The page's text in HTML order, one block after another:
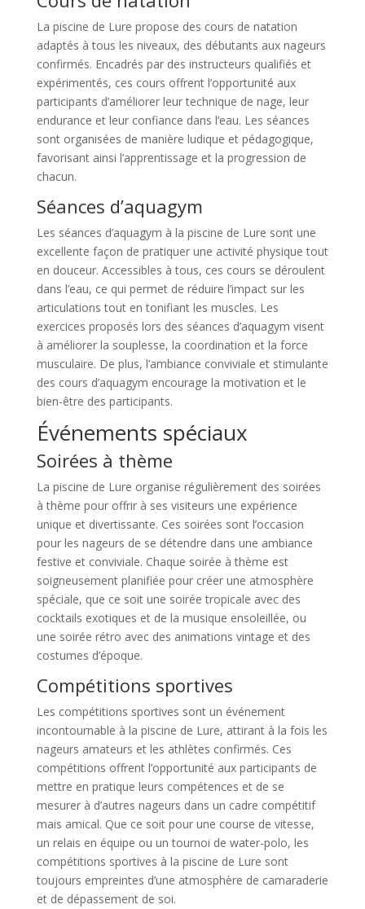
La piscine de Lure propose des cours de natation
adaptés à tous les niveaux, des débutants aux nageurs
confirmés. Encadrés par des instructeurs qualifiés et
expérimentés, ces cours offrent l’opportunité aux
participants d’améliorer leur technique de nage, leur
endurance et leur confiance dans l’eau. Les séances
sont organisées de manière ludique et pédagogique,
favorisant ainsi l’apprentissage et la progression de
chacun.
Séances d’aquagym
Les séances d’aquagym à la piscine de Lure sont une
excellente façon de pratiquer une activité physique tout
en douceur. Accessibles à tous, ces cours se déroulent
dans l’eau, ce qui permet de réduire l’impact sur les
articulations tout en tonifiant les muscles. Les
exercices proposés lors des séances d’aquagym visent
à améliorer la souplesse, la coordination et la force
musculaire. De plus, l’ambiance conviviale et stimulante
des cours d’aquagym encourage la motivation et le
bien-être des participants.
Événements spéciaux
Soirées à thème
La piscine de Lure organise régulièrement des soirées
à thème pour offrir à ses visiteurs une expérience
unique et divertissante. Ces soirées sont l’occasion
pour les nageurs de se détendre dans une ambiance
festive et conviviale. Chaque soirée à thème est
soigneusement planifiée pour créer une atmosphère
spéciale, que ce soit une soirée tropicale avec des
cocktails exotiques et de la musique ensoleillée, ou
une soirée rétro avec des animations vintage et des
costumes d’époque.
Compétitions sportives
Les compétitions sportives sont un événement
incontournable à la piscine de Lure, attirant à la fois les
nageurs amateurs et les athlètes confirmés. Ces
compétitions offrent l’opportunité aux participants de
mettre en pratique leurs compétences et de se
mesurer à d’autres nageurs dans un cadre compétitif
mais amical. Que ce soit pour une course de vitesse,
un relais en équipe ou un tournoi de water-polo, les
compétitions sportives à la piscine de Lure sont
toujours empreintes d’une atmosphère de camaraderie
et de dépassement de soi.